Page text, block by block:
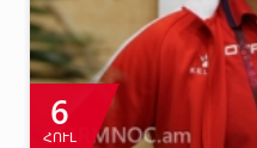
6
ՀՈՒԼ